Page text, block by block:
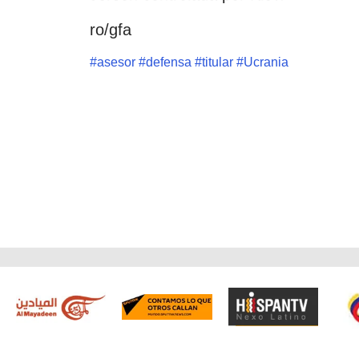
ro/gfa
#asesor #defensa #titular #Ucrania